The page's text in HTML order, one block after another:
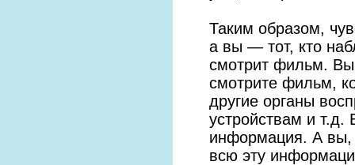
Таким образом,
а вы — тот, кто
смотрит фильм.
смотрите фильм,
другие органы
устройствам и
информация. А вы,
всю эту